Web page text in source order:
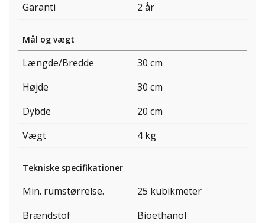
Garanti
2 år
Mål og vægt
Længde/Bredde
30 cm
Højde
30 cm
Dybde
20 cm
Vægt
4 kg
Tekniske specifikationer
Min. rumstørrelse.
25 kubikmeter
Brændstof
Bioethanol